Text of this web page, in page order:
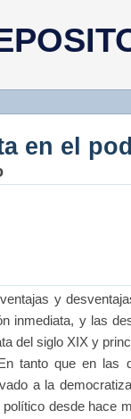
en el
en el
y
inmediata, y las
del siglo XIX y
tanto que en las
a la
desde hace